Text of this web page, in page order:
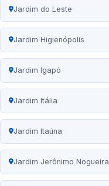
Jardim do Leste
Jardim Higienópolis
Jardim Igapó
Jardim Itália
Jardim Itaúna
Jardim Jerônimo Nogueira